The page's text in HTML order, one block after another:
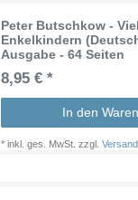
Peter Butschkow -
Enkelkindern
Ausgabe - 64 Seiten
8,95 € *
In den
*inkl. ges. MwSt. zzgl.